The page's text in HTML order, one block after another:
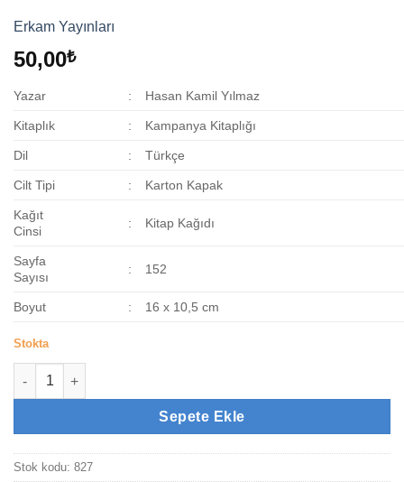
Erkam Yayınları
50,00₺
Yazar : Hasan Kamil Yılmaz
Kitaplık : Kampanya Kitaplığı
Dil : Türkçe
Cilt Tipi : Karton Kapak
Kağıt
Cinsi
: Kitap Kağıdı
Sayfa
Sayısı
: 152
Boyut : 16 x 10,5 cm
Stokta
Peygamberimiz ve Günlük Hayatı adet
Sepete Ekle
Stok kodu: 827